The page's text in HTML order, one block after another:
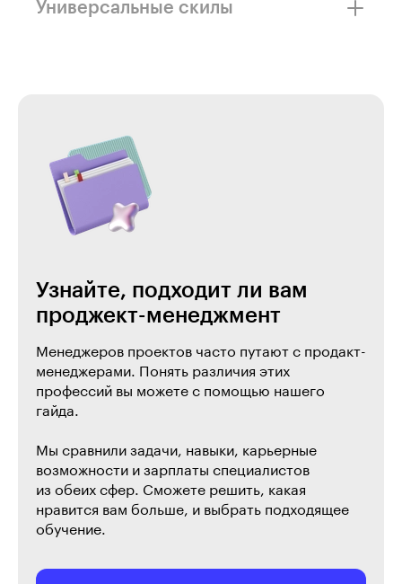
не нужно глубоко разбираться
Универсальные скилы
Узнайте, подходит ли вам
проджект-менеджмент
Менеджеров проектов часто путают с продакт-
менеджерами. Понять различия этих
профессий вы можете с помощью нашего
гайда.
Мы сравнили задачи, навыки, карьерные
возможности и зарплаты специалистов
из обеих сфер. Сможете решить, какая
нравится вам больше, и выбрать подходящее
обучение.